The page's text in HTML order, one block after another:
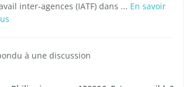
inter-agences (IATF) dans ... En savoir
à une discussion